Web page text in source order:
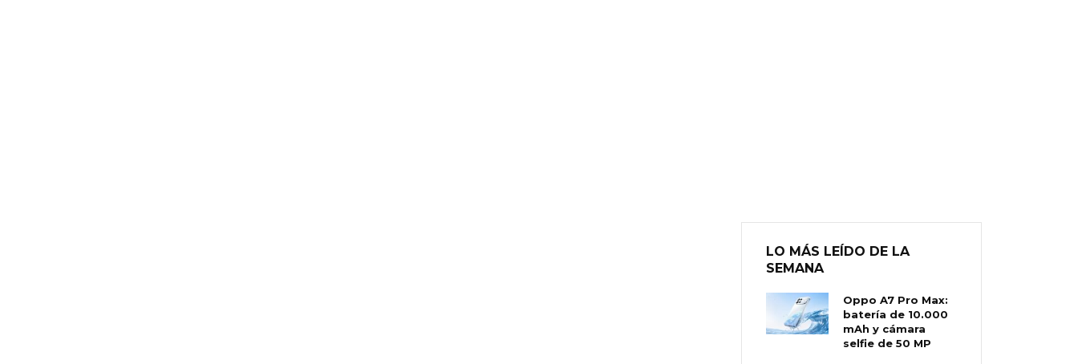
LO MÁS LEÍDO DE LA
SEMANA
Oppo A7 Pro Max:
batería de 10.000
mAh y cámara
selfie de 50 MP